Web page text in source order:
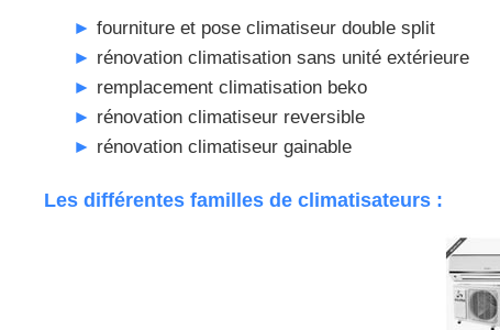
fourniture et pose climatiseur double split
rénovation climatisation sans unité extérieure
remplacement climatisation beko
rénovation climatiseur reversible
rénovation climatiseur gainable
Les différentes familles de climatisateurs :